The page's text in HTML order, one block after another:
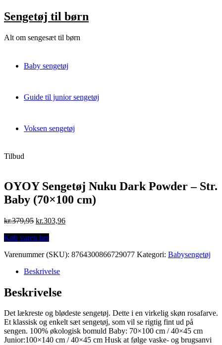
Skip
to
Sengetøj til børn
Alt om sengesæt til børn
Baby sengetøj
Guide til junior sengetøj
Voksen sengetøj
Tilbud
OYOY Sengetøj Nuku Dark Powder – Str.
Baby (70×100 cm)
kr.379,95 Original
was:
kr.303,96Current
Køb varen her
Varenummer (SKU): 8764300866729077 Kategori: Babysengetøj
Beskrivelse
Beskrivelse
Det lækreste og blødeste sengetøj. Dette i en virkelig skøn rosafarve.
Et klassisk og enkelt sæt sengetøj, som vil se rigtig fint ud på
sengen. 100% økologisk bomuld Baby: 70×100 cm / 40×45 cm
Junior:100×140 cm / 40×45 cm Husk at følge vaske- og brugsanvi